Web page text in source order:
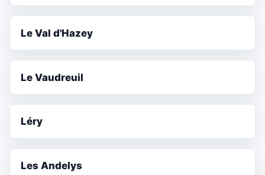
Le Val d'Hazey
Le Vaudreuil
Léry
Les Andelys